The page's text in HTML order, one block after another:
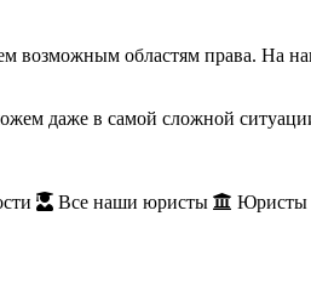
возможным областям права. На
даже в самой сложной
Все наши юристы Юристы